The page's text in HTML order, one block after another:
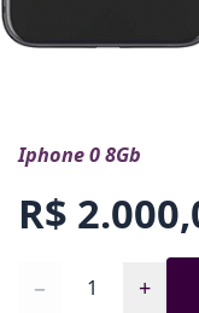
Iphone 0 8Gb
R$
− +